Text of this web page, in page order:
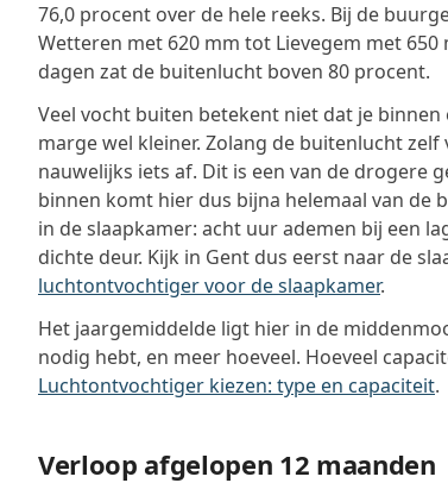
76,0 procent over de hele reeks. Bij de
Wetteren met 620 mm tot Lievegem met 650
dagen zat de buitenlucht boven 80 procent.
Veel vocht buiten betekent niet dat je
marge wel kleiner. Zolang de buitenlucht
nauwelijks iets af. Dit is een van de drogere
binnen komt hier dus bijna helemaal van de
in de slaapkamer: acht uur ademen bij een
dichte deur. Kijk in Gent dus eerst naar de
luchtontvochtiger voor de slaapkamer.
Het jaargemiddelde ligt hier in de
nodig hebt, en meer hoeveel. Hoeveel
Luchtontvochtiger kiezen: type en capaciteit.
Verloop afgelopen 12 maanden